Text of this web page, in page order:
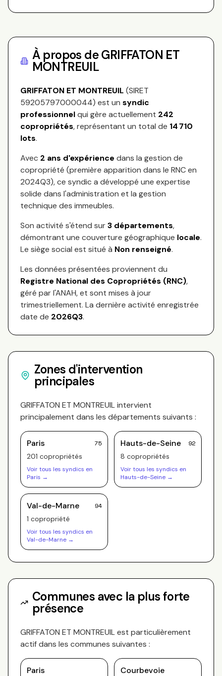
À propos deGRIFFATON ET
MONTREUIL
GRIFFATON ET MONTREUIL (SIRET
59205797000044) est un syndic
professionnelqui gère actuellement 242
copropriétés, représentant un total de 14 710
lots.
Avec 2 ans d'expérience dans la gestion de
copropriété (première apparition dans le RNC en
2024Q3), ce syndic a développé une expertise
solide dans l'administration et la gestion
technique des immeubles.
Son activité s'étend sur3 départements,
démontrant une couverture géographique locale.
Le siège social est situé à Non renseigné.
Les données présentées proviennent du
Registre National des Copropriétés (RNC),
géré par l'ANAH, et sont mises à jour
trimestriellement. La dernière activité enregistrée
date de 2026Q3.
Zones d'intervention
principales
GRIFFATON ET MONTREUILintervient
principalement dans les départements suivants :
Paris 75
201 copropriétés
Voir tous les syndics en
Paris →
Hauts-de-Seine 92
8 copropriétés
Voir tous les syndics en
Hauts-de-Seine →
Val-de-Marne 94
1 copropriété
Voir tous les syndics en
Val-de-Marne →
Communes avec la plus forte
présence
GRIFFATON ET MONTREUILest particulièrement
actif dans les communes suivantes :
Paris Courbevoie